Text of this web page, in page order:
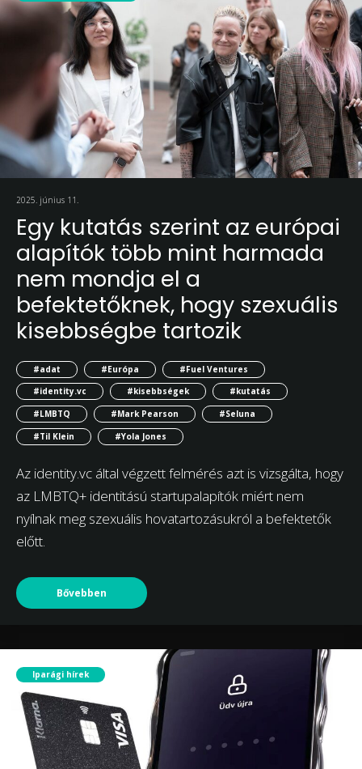
2025. június 11.
Egy kutatás szerint az európai
alapítók több mint harmada
nem mondja el a
befektetőknek, hogy szexuális
kisebbségbe tartozik
#adat #Európa
#Fuel Ventures
#identity.vc
#kisebbségek
#kutatás
#LMBTQ
#Mark Pearson
#Seluna
#Til Klein
#Yola Jones
Az identity.vc által végzett felmérés azt is vizsgálta, hogy
az LMBTQ+ identitású startupalapítók miért nem
nyílnak meg szexuális hovatartozásukról a befektetők
előtt.
Bővebben
Iparági hírek